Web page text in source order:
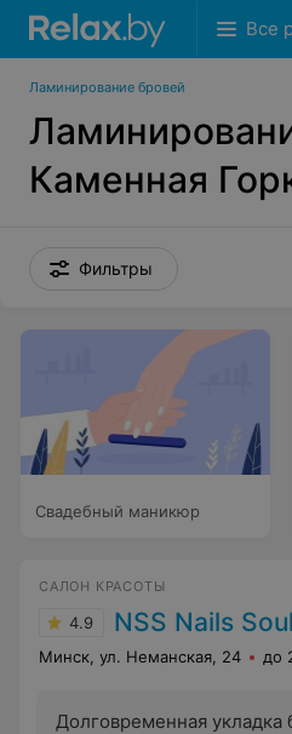
Все
Ламинирование бровей
Каменная
Фильтры
Свадебный маникюр
САЛОН КРАСОТЫ
4.9 NSS Nails
Минск, ул. Неманская, 24 до
Долговременная укладка